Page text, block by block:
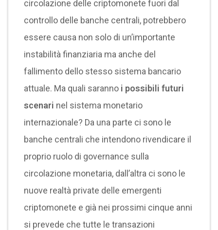
circolazione delle criptomonete fuori dal
controllo delle banche centrali, potrebbero
essere causa non solo di un’importante
instabilità finanziaria ma anche del
fallimento dello stesso sistema bancario
attuale. Ma quali sarannoi possibili futuri
scenari nel sistema monetario
internazionale? Da una parte ci sono le
banche centrali che intendono rivendicare il
proprio ruolo di governance sulla
circolazione monetaria, dall’altra ci sono le
nuove realtà private delle emergenti
criptomonete e già nei prossimi cinque anni
si prevede che tutte le transazioni